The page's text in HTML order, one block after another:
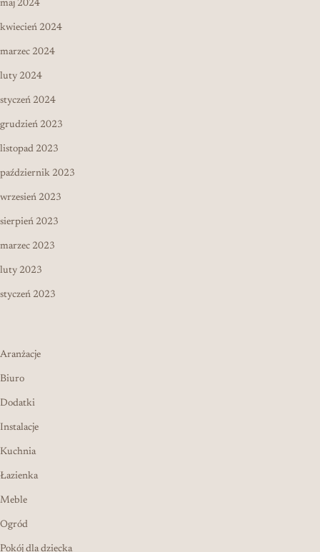
maj 2024
kwiecień 2024
marzec 2024
luty 2024
styczeń 2024
grudzień 2023
listopad 2023
październik 2023
wrzesień 2023
sierpień 2023
marzec 2023
luty 2023
styczeń 2023
Aranżacje
Biuro
Dodatki
Instalacje
Kuchnia
Łazienka
Meble
Ogród
Pokój dla dziecka